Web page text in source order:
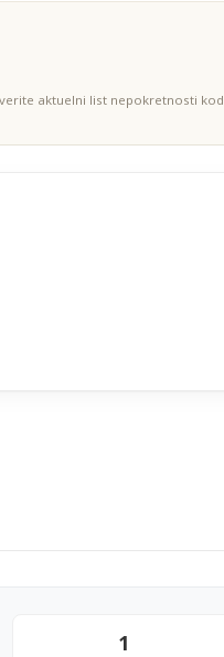
aktuelni list nepokretnosti kod
1